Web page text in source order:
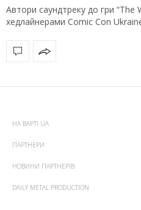
Автори саундтреку до гри “The
хедлайнерами Comic Con
НА ВАРТІ UA
ПАРТНЕРИ
НОВИНИ ПАРТНЕРІВ
DAILY METAL PRODUCTION